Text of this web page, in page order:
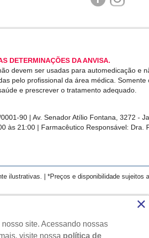
DETERMINAÇÕES DA ANVISA.
devem ser usadas para automedicação e
pelo profissional da área médica. Somente
e prescrever o tratamento adequado.
90 | Av. Senador Atílio Fontana, 3272 -
às 21:00 | Farmacêutico Responsável: Dra.
ilustrativas. | *Preços e disponibilidade sujeitos
reservados.
site. Acessando nossas
visite nossa política de
×